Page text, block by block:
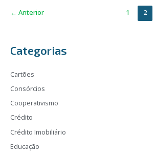
← Anterior 1 2
Categorias
Cartões
Consórcios
Cooperativismo
Crédito
Crédito Imobiliário
Educação